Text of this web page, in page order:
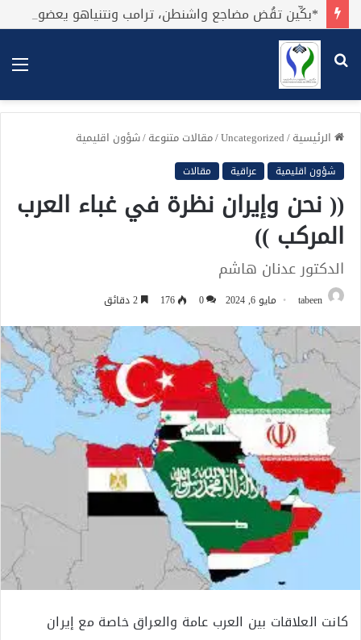
*بكِّين تقُض مضاجع واشنطن، ترامب ونتنياهو يعضون على أصابِعهُم وليس بيدهم حيلَة!.*
بحث
عن
الرئيسية/
Uncategorized
/مقالات متنوعة/شؤون اقليمية
شؤون اقليمية عراقية مقالات
(( نحن وإيران نظرة في غباء العرب
المركب ))
الدكتور عدنان هاشم
tabeen مايو 6, 2024 0
176
كانت العلاقات بين العرب عامة والعراق خاصة مع إيران